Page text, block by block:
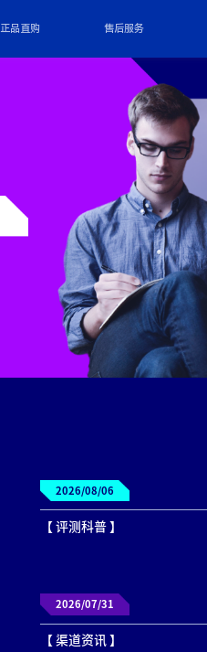
正品直购 售后服务
2026/08/06
【 评测科普 】
2026/07/31
【 渠道资讯 】